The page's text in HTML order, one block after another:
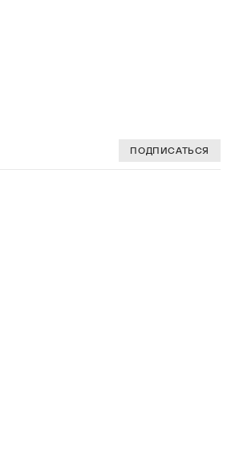
ПОДПИСАТЬСЯ